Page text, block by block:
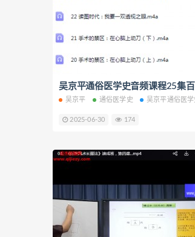
吴京平 通俗医学史 吴京平通俗医学
2025-06-30 174